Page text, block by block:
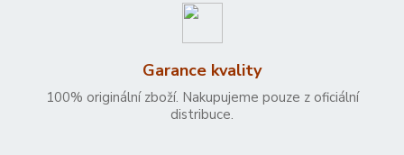
Garance kvality
100% originální zboží. Nakupujeme pouze z oficiální
distribuce.